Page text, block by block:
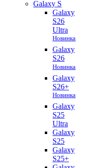
Galaxy S
Galaxy
S26
Ultra
Новинка
Galaxy
S26
Новинка
Galaxy
S26+
Новинка
Galaxy
S25
Ultra
Galaxy
S25
Galaxy
S25+